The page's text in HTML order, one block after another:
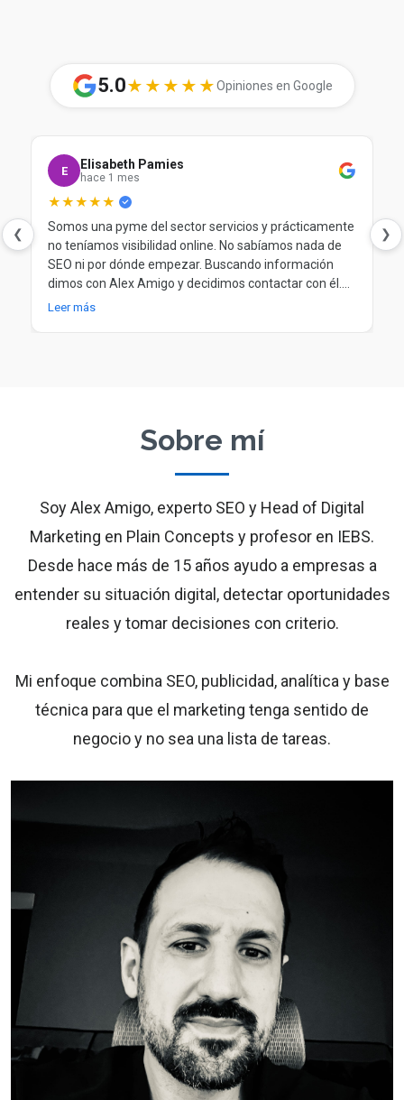
5.0★★★★★Opiniones en Google
❮ ❯
E Elisabeth Pamies
hace 1 mes
★★★★★
Somos una pyme del sector servicios y prácticamente
no teníamos visibilidad online. No sabíamos nada de
SEO ni por dónde empezar. Buscando información
dimos con Alex Amigo y decidimos contactar con él.
Desde el principio nos ayudó a entender nuestra
Leer más
Sobre mí
Soy Alex Amigo, experto SEO y Head of Digital
Marketing en Plain Concepts y profesor en IEBS.
Desde hace más de 15 años ayudo a empresas a
entender su situación digital, detectar oportunidades
reales y tomar decisiones con criterio.
Mi enfoque combina SEO, publicidad, analítica y base
técnica para que el marketing tenga sentido de
negocio y no sea una lista de tareas.